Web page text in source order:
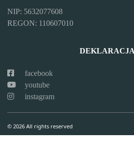
NIP: 5632077608
REGON: 110607010
facebook
youtube
instagram
© 2026 All rights reserved